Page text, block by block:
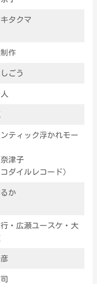
タクマ
作
ごう
ンティック浮かれモー
津子
コダイルレコード）
か
・広瀬ユースケ・大